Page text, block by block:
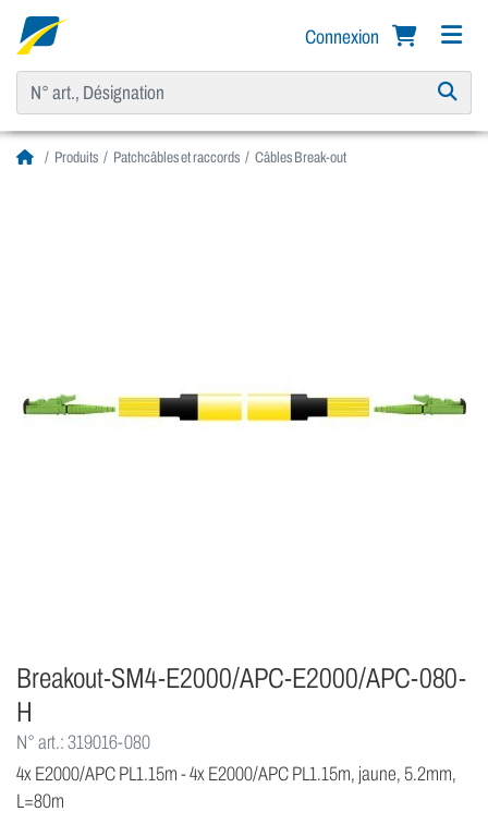
Connexion
Produits Patchcâbles et raccords Câbles Break-out
Breakout-SM4-E2000/APC-E2000/APC-080-
H
N° art.: 319016-080
4x E2000/APC PL1.15m - 4x E2000/APC PL1.15m, jaune, 5.2mm,
L=80m